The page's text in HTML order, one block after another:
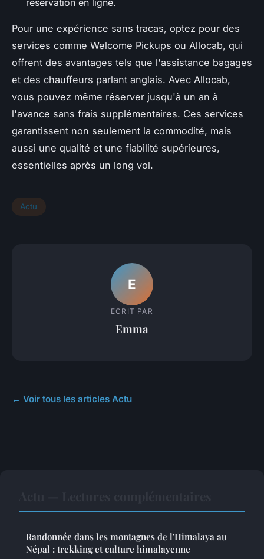
Pour une expérience sans tracas, optez pour des
services comme Welcome Pickups ou Allocab, qui
offrent des avantages tels que l'assistance bagages
et des chauffeurs parlant anglais. Avec Allocab,
vous pouvez même réserver jusqu'à un an à
l'avance sans frais supplémentaires. Ces services
garantissent non seulement la commodité, mais
aussi une qualité et une fiabilité supérieures,
essentielles après un long vol.
Actu
E
ECRIT PAR
Emma
← Voir tous les articles Actu
Randonnée dans les montagnes de l'Himalaya au
Népal : trekking et culture himalayenne